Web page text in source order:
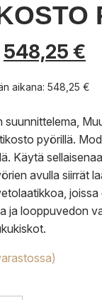
548,25 €
aikana: 548,25 €
suunnittelema,
pyörillä.
Käytä
avulla siirrät
ja looppuvedon